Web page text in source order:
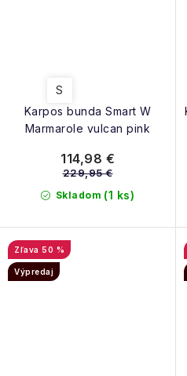
Karpos bunda Smart W
Marmarole vulcan pink
S
Skladom (1 ks)
114,98 €
229,95 €
50 %
Výpredaj